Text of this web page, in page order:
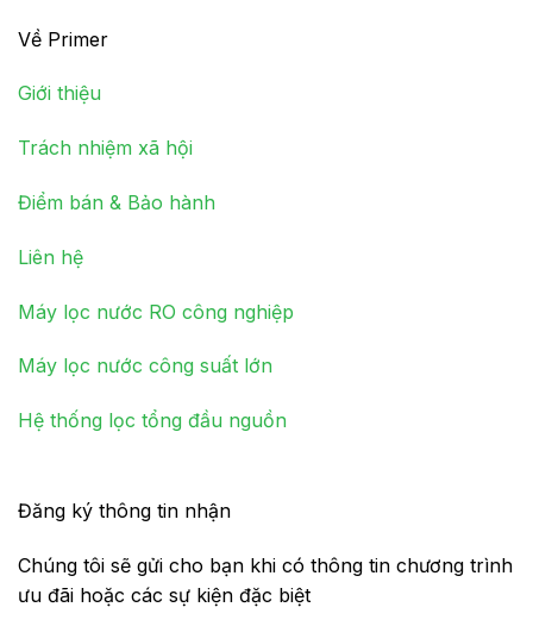
Về Primer
Giới thiệu
Trách nhiệm xã hội
Điểm bán & Bảo hành
Liên hệ
Máy lọc nước RO công nghiệp
Máy lọc nước công suất lớn
Hệ thống lọc tổng đầu nguồn
Đăng ký thông tin nhận
Chúng tôi sẽ gửi cho bạn khi có thông tin chương trình
ưu đãi hoặc các sự kiện đặc biệt